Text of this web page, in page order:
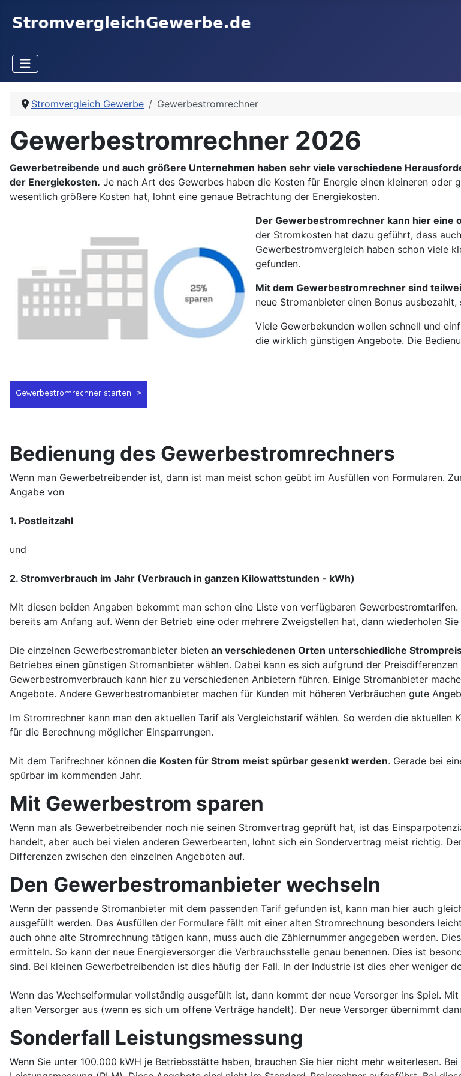
Stromvergleich Gewerbe Gewerbestromrechner
Gewerbestromrechner 2026
Gewerbetreibende und auch größere Unternehmen haben sehr viele verschiedene
der Energiekosten. Je nach Art des Gewerbes haben die Kosten für Energie einen kleineren
wesentlich größere Kosten hat, lohnt eine genaue Betrachtung der Energiekosten.
Der Gewerbestromrechner kann hier eine
der Stromkosten hat dazu geführt, dass
Gewerbestromvergleich haben schon viele
gefunden.
Mit dem Gewerbestromrechner sind
neue Stromanbieter einen Bonus
Viele Gewerbekunden wollen schnell und
die wirklich günstigen Angebote. Die
Bedienung des Gewerbestromrechners
Wenn man Gewerbetreibender ist, dann ist man meist schon geübt im Ausfüllen von Formularen.
Angabe von
1. Postleitzahl
und
2. Stromverbrauch im Jahr (Verbrauch in ganzen Kilowattstunden - kWh)
Mit diesen beiden Angaben bekommt man schon eine Liste von verfügbaren Gewerbestromtarifen.
bereits am Anfang auf. Wenn der Betrieb eine oder mehrere Zweigstellen hat, dann wiederholen
Die einzelnen Gewerbestromanbieter bieten an verschiedenen Orten unterschiedliche
Betriebes einen günstigen Stromanbieter wählen. Dabei kann es sich aufgrund der
Gewerbestromverbrauch kann hier zu verschiedenen Anbietern führen. Einige Stromanbieter
Angebote. Andere Gewerbestromanbieter machen für Kunden mit höheren Verbräuchen gute
Im Stromrechner kann man den aktuellen Tarif als Vergleichstarif wählen. So werden die
für die Berechnung möglicher Einsparrungen.
Mit dem Tarifrechner können die Kosten für Strom meist spürbar gesenkt werden. Gerade bei
spürbar im kommenden Jahr.
Mit Gewerbestrom sparen
Wenn man als Gewerbetreibender noch nie seinen Stromvertrag geprüft hat, ist das
handelt, aber auch bei vielen anderen Gewerbearten, lohnt sich ein Sondervertrag meist richtig.
Differenzen zwischen den einzelnen Angeboten auf.
Den Gewerbestromanbieter wechseln
Wenn der passende Stromanbieter mit dem passenden Tarif gefunden ist, kann man hier auch
ausgefüllt werden. Das Ausfüllen der Formulare fällt mit einer alten Stromrechnung besonders
auch ohne alte Stromrechnung tätigen kann, muss auch die Zählernummer angegeben werden.
ermitteln. So kann der neue Energieversorger die Verbrauchsstelle genau benennen. Dies ist
sind. Bei kleinen Gewerbetreibenden ist dies häufig der Fall. In der Industrie ist dies eher weniger
Wenn das Wechselformular vollständig ausgefüllt ist, dann kommt der neue Versorger ins Spiel.
alten Versorger aus (wenn es sich um offene Verträge handelt). Der neue Versorger übernimmt
Sonderfall Leistungsmessung
Wenn Sie unter 100.000 kWH je Betriebsstätte haben, brauchen Sie hier nicht mehr weiterlesen.